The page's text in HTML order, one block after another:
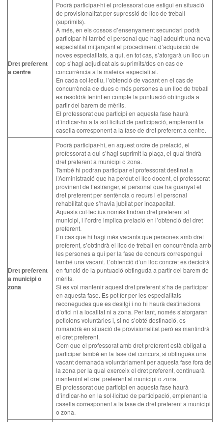
Dret preferent
a centre
Podrà participar-hi el professorat que estigui en situació
de provisionalitat per supressió de lloc de treball
(suprimits).
A més, en els cossos d’ensenyament secundari podrà
participar-hi també el personal que hagi adquirit una nova
especialitat mitjançant el procediment d’adquisició de
noves especialitats, a qui, en tot cas, s’atorgarà un lloc un
cop s’hagi adjudicat als suprimits/des en cas de
concurrència a la mateixa especialitat.
En cada col·lectiu, l’obtenció de vacant en el cas de
concurrència de dues o més persones a un lloc de treball
es resoldrà tenint en compte la puntuació obtinguda a
partir del barem de mèrits.
El professorat que participi en aquesta fase haurà
d’indicar-ho a la sol·licitud de participació, emplenant la
casella corresponent a la fase de dret preferent a centre.
Dret preferent
a municipi o
zona
Podrà participar-hi, en aquest ordre de prelació, el
professorat a qui s’hagi suprimit la plaça, el qual tindrà
dret preferent a municipi o zona.
També hi podran participar el professorat destinat a
l’Administració que ha perdut el lloc docent, el professorat
provinent de l’estranger, el personal que ha guanyat el
dret preferent per sentència o recurs i el personal
rehabilitat que s’havia jubilat per incapacitat.
Aquests col·lectius només tindran dret preferent al
municipi, i l’ordre implica prelació en l’obtenció del dret
preferent.
En cas que hi hagi més vacants que persones amb dret
preferent, s’obtindrà el lloc de treball en concurrència amb
les persones a qui per la fase de concurs correspongui
també una vacant. L’obtenció d’un lloc concret es decidirà
en funció de la puntuació obtinguda a partir del barem de
mèrits.
Si es vol mantenir aquest dret preferent s’ha de participar
en aquesta fase. Es pot fer per les especialitats
reconegudes que es desitgi i no hi haurà destinacions
d’ofici ni a localitat ni a zona. Per tant, només s’atorgaran
peticions voluntàries i, si no s’obté destinació, es
romandrà en situació de provisionalitat però es mantindrà
el dret preferent.
Com que el professorat amb dret preferent està obligat a
participar també en la fase del concurs, si obtingués una
vacant demanada voluntàriament per aquesta fase fora de
la zona per la qual exerceix el dret preferent, continuarà
mantenint el dret preferent al municipi o zona.
El professorat que participi en aquesta fase haurà
d’indicar-ho en la sol·licitud de participació, emplenant la
casella corresponent a la fase de dret preferent a municipi
o zona.